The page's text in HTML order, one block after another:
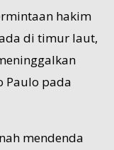
hakim
di timur laut,
Paulo pada
mendenda